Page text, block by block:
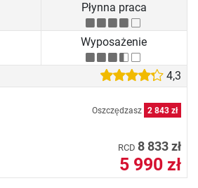
Płynna praca
Wyposażenie
4,3
Oszczędzasz 2 843 zł
RCD 8 833 zł
5 990 zł